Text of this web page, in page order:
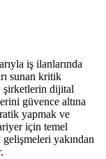
iş ilanlarında
sunan kritik
şirketlerin dijital
güvence altına
yapmak ve
için temel
yakından